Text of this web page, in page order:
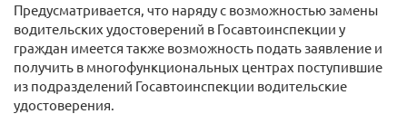
Предусматривается, что наряду с возможностью замены
водительских удостоверений в Госавтоинспекции у
граждан имеется также возможность подать заявление и
получить в многофункциональных центрах поступившие
из подразделений Госавтоинспекции водительские
удостоверения.